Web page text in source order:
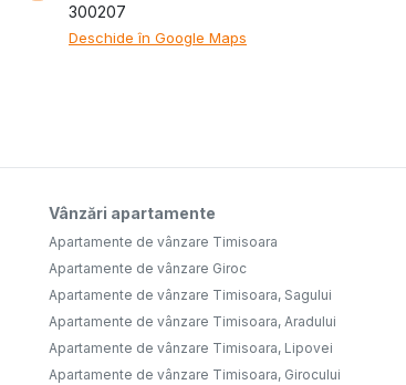
300207
Deschide în Google Maps
Vânzări apartamente
Apartamente de vânzare Timisoara
Apartamente de vânzare Giroc
Apartamente de vânzare Timisoara, Sagului
Apartamente de vânzare Timisoara, Aradului
Apartamente de vânzare Timisoara, Lipovei
Apartamente de vânzare Timisoara, Girocului